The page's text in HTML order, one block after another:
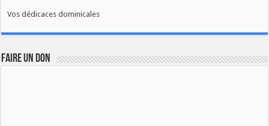
Vos dédicaces dominicales
FAIRE UN DON